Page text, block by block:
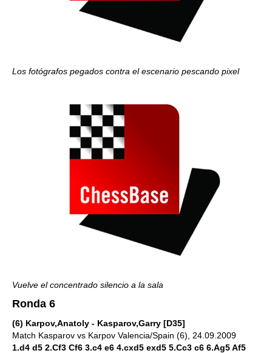
Los fotógrafos pegados contra el escenario pescando pixel
Vuelve el concentrado silencio a la sala
Ronda 6
(6) Karpov,Anatoly - Kasparov,Garry [D35]
Match Kasparov vs Karpov Valencia/Spain (6), 24.09.2009
1.d4 d5 2.Cf3 Cf6 3.c4 e6 4.cxd5 exd5 5.Cc3 c6 6.Ag5 Af5